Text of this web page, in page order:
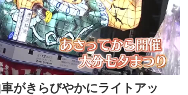
がきらびやかにライトアッ